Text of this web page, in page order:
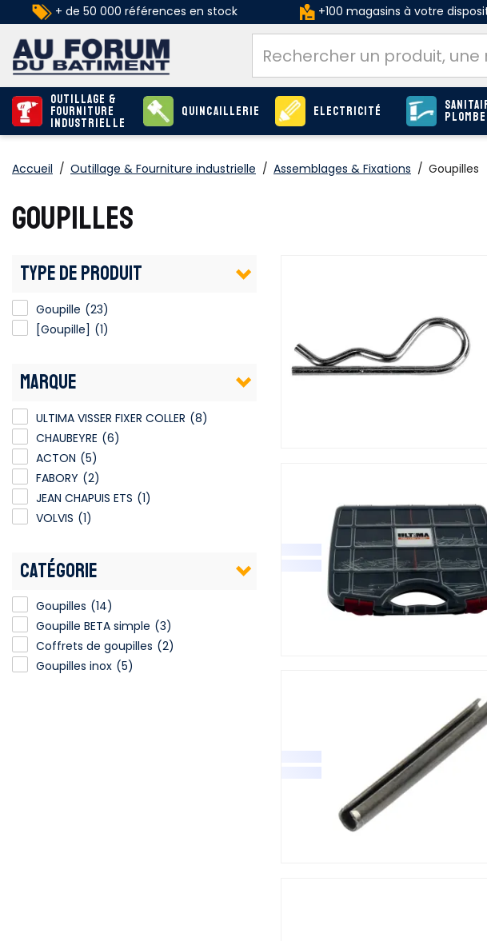
+ de 50 000 références en stock +100 magasins à votre
Outillage &
Fourniture
industrielle
Quincaillerie Electricité
Accueil / Outillage & Fourniture industrielle / Assemblages & Fixations / Goupilles
GOUPILLES
TYPE DE PRODUIT
Goupille (23)
[Goupille] (1)
MARQUE
ULTIMA VISSER FIXER COLLER (8)
CHAUBEYRE (6)
ACTON (5)
FABORY (2)
JEAN CHAPUIS ETS (1)
VOLVIS (1)
CATÉGORIE
Goupilles (14)
Goupille BETA simple (3)
Coffrets de goupilles (2)
Goupilles inox (5)